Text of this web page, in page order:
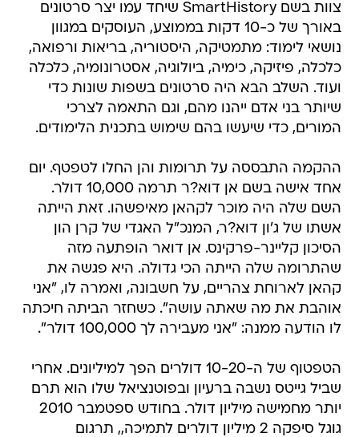
צוות בשם SmartHistory שיחד עמו יצר סרטונים
באורך של כ-10 דקות בממוצע, העוסקים במגוון
נושאי לימוד: מתמטיקה, היסטוריה, בריאות ורפואה,
כלכלה, פיזיקה, כימיה, ביולוגיה, אסטרונומיה, כלכלה
ועוד. השלב הבא היה סרטונים בשפות שונות כדי
שיותר בני אדם ייהנו מהם, וגם התאמה לצרכי
המורים, כדי שיעשו בהם שימוש בתכנית הלימודים.
ההקמה התבססה על תרומות והן החלו לטפטף. יום
אחד אישה בשם אן דוא?ר תרמה 10,000 דולר.
השם שלה היה מוכר לקהאן מאיפשהו. זאת הייתה
אשתו של ג'ון דוא?ר, המנכ"ל האגדי של קרן הון
הסיכון קליינר-פרקינס. אן דואר הופתעה מזה
שהתרומה שלה הייתה הכי גדולה. היא פגשה את
קהאן לארוחת צהריים, על חשבונה, ואמרה לו, "אני
אוהבת את מה שאתה עושה". כשחזר הביתה חיכתה
לו הודעה ממנה: "אני מעבירה לך 100,000 דולר".
הטפטוף של ה-10-20 דולרים הפך למיליונים. אחרי
שביל גייטס נשבה ברעיון ובפוטנציאל שלו הוא תרם
יותר מחמישה מיליון דולר. בחודש ספטמבר 2010
גוגל סיפקה 2 מיליון דולרים לתמיכה,, תרגום